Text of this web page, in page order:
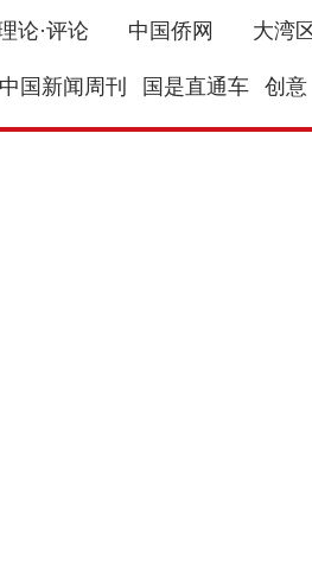
论·评论 中国侨网 大湾区
中国新闻周刊 国是直通车 创意